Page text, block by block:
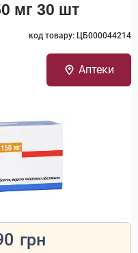
мг 30 шт
код товару: ЦБ000044214
Аптеки
грн